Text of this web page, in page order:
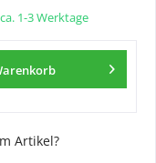
1-3 Werktage
Artikel?